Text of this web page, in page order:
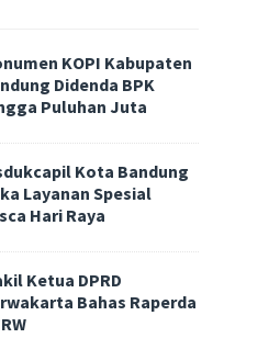
KOPI Kabupaten
Didenda BPK
Puluhan Juta
Kota Bandung
Layanan Spesial
Hari Raya
Ketua DPRD
Bahas Raperda